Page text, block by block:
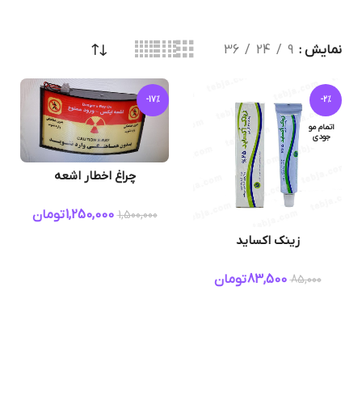
نمایش 9
24
36
-2%
اتمام مو
جودی
زینک اکساید
85,000
83,500تومان
-17%
چراغ اخطار اشعه
1,500,000
1,250,000تومان